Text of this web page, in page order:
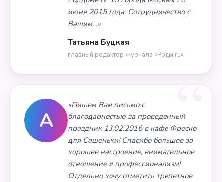
июня 2015 года. Сотрудничество с
Вашим…»
Татьяна Буцкая
главный редактор журнала «Роды.ru»
А
«Пишем Вам письмо с
благодарностью за проведенный
праздник 13.02.2016 в кафе Фреско
для Сашеньки! Спасибо большое за
хорошее настроение, внимательное
отношение и профессионализм!
Отдельно хочу отметить трепетное